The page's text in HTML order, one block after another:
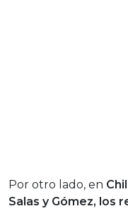
Por otro lado, en
Salas y Gómez, los